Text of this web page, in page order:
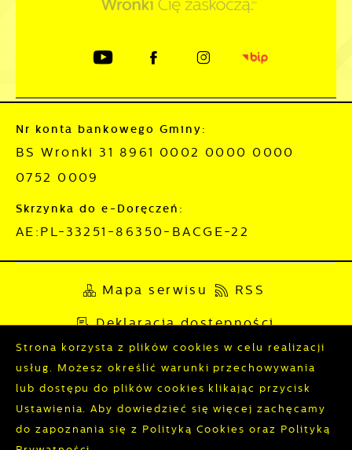
Nr konta bankowego Gminy:
BS Wronki 31 8961 0002 0000 0000
0752 0009
Skrzynka do e-Doręczeń:
AE:PL-33251-86350-BACGE-22
Mapa serwisu RSS
Deklaracja dostępności
Polityka prywatności Sygnalista
Odwiedzin: 3840408 Online: 327
Strona korzysta z plików cookies w celu realizacji
usług. Możesz określić warunki przechowywania
lub dostępu do plików cookies klikając przycisk
Ustawienia. Aby dowiedzieć się więcej zachęcamy
do zapoznania się z Polityką Cookies oraz Polityką